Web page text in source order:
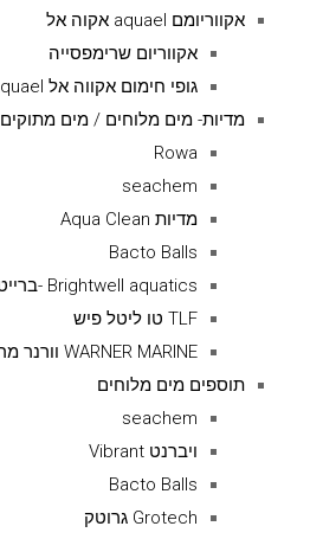
אקווריומם aquael אקוה אל
אקווריום שרימפסייה
גופי חימום אקווה אל aquael
מדיות- מים מלוחים / מים מתוקים
Rowa
seachem
מדיות Aqua Clean
Bacto Balls
Brightwell aquatics -ברייטוול אקווטיקס
TLF טו ליטל פיש
WARNER MARINE וורנר מרין
תוספים מים מלוחים
seachem
ויברנט Vibrant
Bacto Balls
Grotech גרוטק